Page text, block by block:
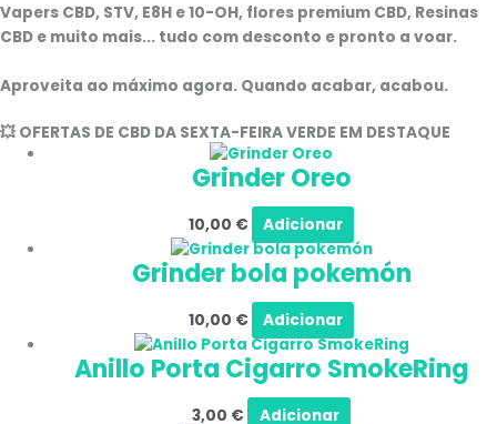
Vapers CBD, STV, E8H e 10-OH, flores premium CBD, Resinas
CBD e muito mais... tudo com desconto e pronto a voar.
Aproveita ao máximo agora. Quando acabar, acabou.
💥 OFERTAS DE CBD DA SEXTA-FEIRA VERDE EM DESTAQUE
Grinder Oreo
10,00 € Adicionar
Grinder bola pokemón
10,00 € Adicionar
Anillo Porta Cigarro SmokeRing
3,00 € Adicionar